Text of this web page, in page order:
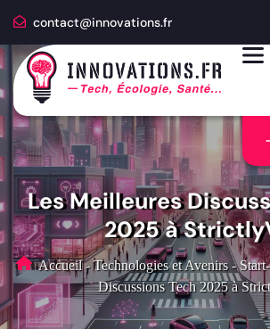
contact@innovations.fr
Les Meilleures
2025 à
Accueil - Technologies et Avenirs -
Discussions Tech 2025 à